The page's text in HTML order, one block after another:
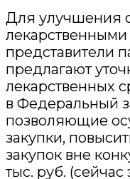
Для улучшения
представители
предлагают
лекарственных
в Федеральный
позволяющие
закупки,
закупок вне
тыс. руб. (сейчас